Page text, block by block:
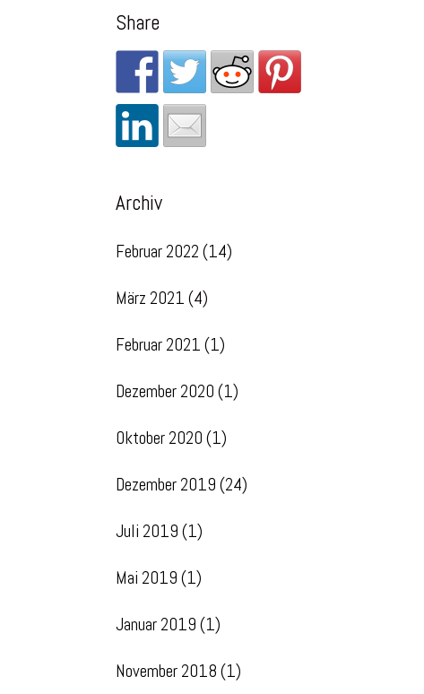
Share
Archiv
Februar 2022 (14)
März 2021 (4)
Februar 2021 (1)
Dezember 2020 (1)
Oktober 2020 (1)
Dezember 2019 (24)
Juli 2019 (1)
Mai 2019 (1)
Januar 2019 (1)
November 2018 (1)